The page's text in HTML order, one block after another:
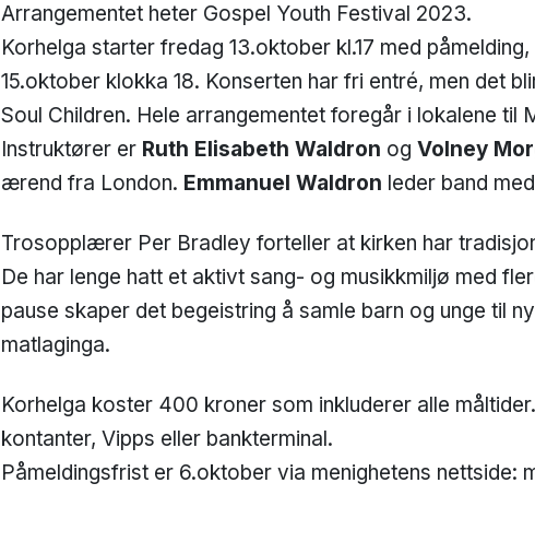
Arrangementet heter Gospel Youth Festival 2023.
Korhelga starter fredag 13.oktober kl.17 med
15.oktober klokka 18. Konserten har fri entré, men det
Soul Children. Hele arrangementet foregår i lokalene til
Instruktører er Ruth Elisabeth Waldron og Volney
ærend fra London. Emmanuel Waldron leder band
Trosopplærer Per Bradley forteller at kirken har
De har lenge hatt et aktivt sang- og musikkmiljø med
pause skaper det begeistring å samle barn og unge til
matlaginga.
Korhelga koster 400 kroner som inkluderer alle
kontanter, Vipps eller bankterminal.
Påmeldingsfrist er 6.oktober via menighetens nettside: